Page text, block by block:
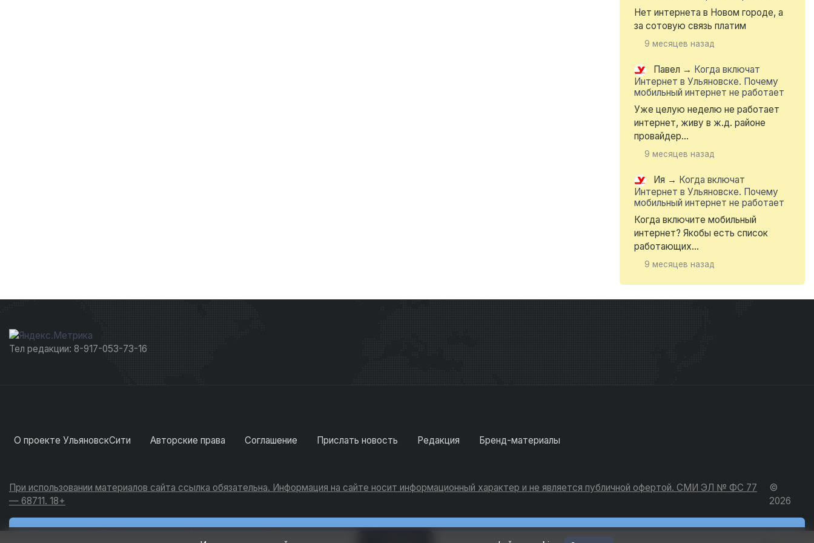
Нет интернета в Новом городе, а
за сотовую связь платим
9 месяцев назад
Павел → Когда включат
Интернет в Ульяновске. Почему
мобильный интернет не работает
Уже целую неделю не работает
интернет, живу в ж.д. районе
провайдер...
9 месяцев назад
Ия → Когда включат
Интернет в Ульяновске. Почему
мобильный интернет не работает
Когда включите мобильный
интернет? Якобы есть список
работающих...
9 месяцев назад
Тел редакции: 8-917-053-73-16
О проекте УльяновскСити Авторские права Соглашение Прислать новость Редакция Бренд-материалы
При использовании материалов сайта ссылка обязательна. Информация на сайте носит информационный характер и не является публичной офертой. СМИ ЭЛ № ФС 77
— 68711. 18+
©
2026